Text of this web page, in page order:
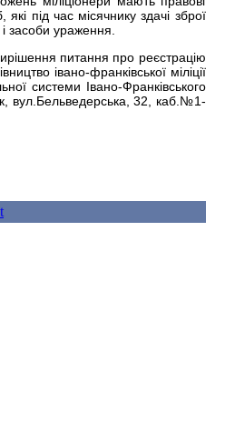
які під час місячнику здачі зброї
засоби ураження.
питання про реєстрацію
івано-франківської міліції
системи Івано-Франківського
вул.Бельведерська, 32, каб.№1-